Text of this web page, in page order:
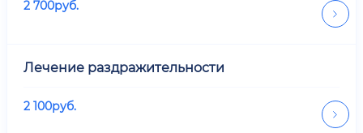
2 700руб.
Лечение раздражительности
2 100руб.